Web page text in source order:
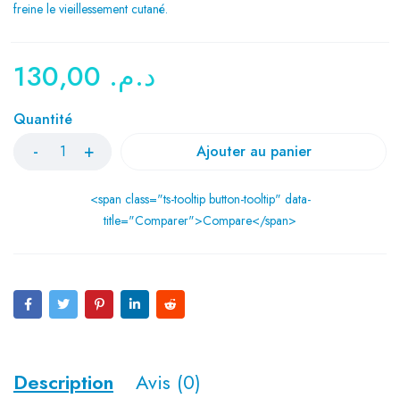
freine le vieillessement cutané.
د.م.
Quantité
Ajouter au panier
<span class="ts-tooltip button-tooltip" data-
title="Comparer">Compare</span>
Description Avis (0)